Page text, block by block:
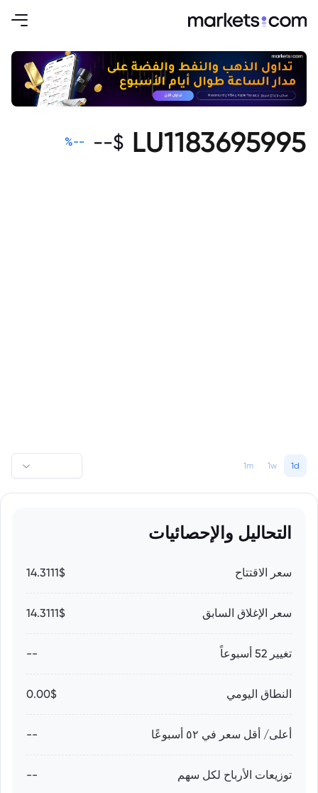
LU1183695995
$
--
--
%
1d
1w
1m
التحاليل والإحصائيات
سعر الاقتتاح 14.3111$
سعر الإغلاق السابق 14.3111$
تغيير 52 أسبوعاً --
النطاق اليومي 0.00$
أعلى/ أقل سعر في ٥٢ أسبوعًا --
توزيعات الأرباح لكل سهم --